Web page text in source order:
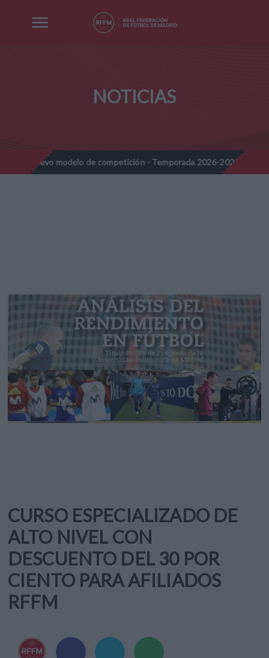
NOTICIAS
de competición - Temporada 2026-2027 // Nota
CURSO ESPECIALIZADO DE
ALTO NIVEL CON
DESCUENTO DEL 30 POR
CIENTO PARA AFILIADOS
RFFM